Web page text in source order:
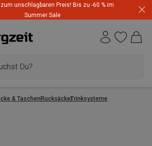
unschlagbaren Preis! Bis zu -60 % im
Summer Sale
& TaschenRucksäckeTrinksysteme